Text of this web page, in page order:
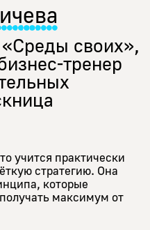
своих»,
тренер
учится практически
стратегию. Она
которые
максимум от